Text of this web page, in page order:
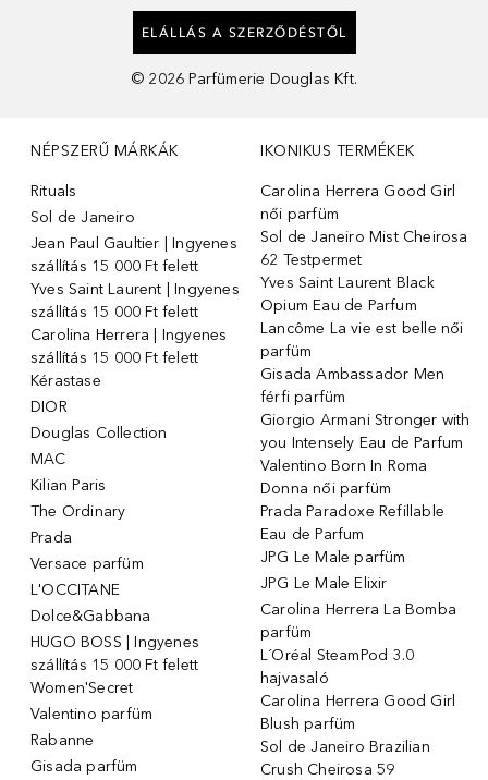
ELÁLLÁS A SZERZŐDÉSTŐL
© 2026 Parfümerie Douglas Kft.
NÉPSZERŰ MÁRKÁK
Rituals
Sol de Janeiro
Jean Paul Gaultier | Ingyenes
szállítás 15 000 Ft felett
Yves Saint Laurent | Ingyenes
szállítás 15 000 Ft felett
Carolina Herrera | Ingyenes
szállítás 15 000 Ft felett
Kérastase
DIOR
Douglas Collection
MAC
Kilian Paris
The Ordinary
Prada
Versace parfüm
L'OCCITANE
Dolce&Gabbana
HUGO BOSS | Ingyenes
szállítás 15 000 Ft felett
Women'Secret
Valentino parfüm
Rabanne
Gisada parfüm
IKONIKUS TERMÉKEK
Carolina Herrera Good Girl
női parfüm
Sol de Janeiro Mist Cheirosa
62 Testpermet
Yves Saint Laurent Black
Opium Eau de Parfum
Lancôme La vie est belle női
parfüm
Gisada Ambassador Men
férfi parfüm
Giorgio Armani Stronger with
you Intensely Eau de Parfum
Valentino Born In Roma
Donna női parfüm
Prada Paradoxe Refillable
Eau de Parfum
JPG Le Male parfüm
JPG Le Male Elixir
Carolina Herrera La Bomba
parfüm
L´Oréal SteamPod 3.0
hajvasaló
Carolina Herrera Good Girl
Blush parfüm
Sol de Janeiro Brazilian
Crush Cheirosa 59